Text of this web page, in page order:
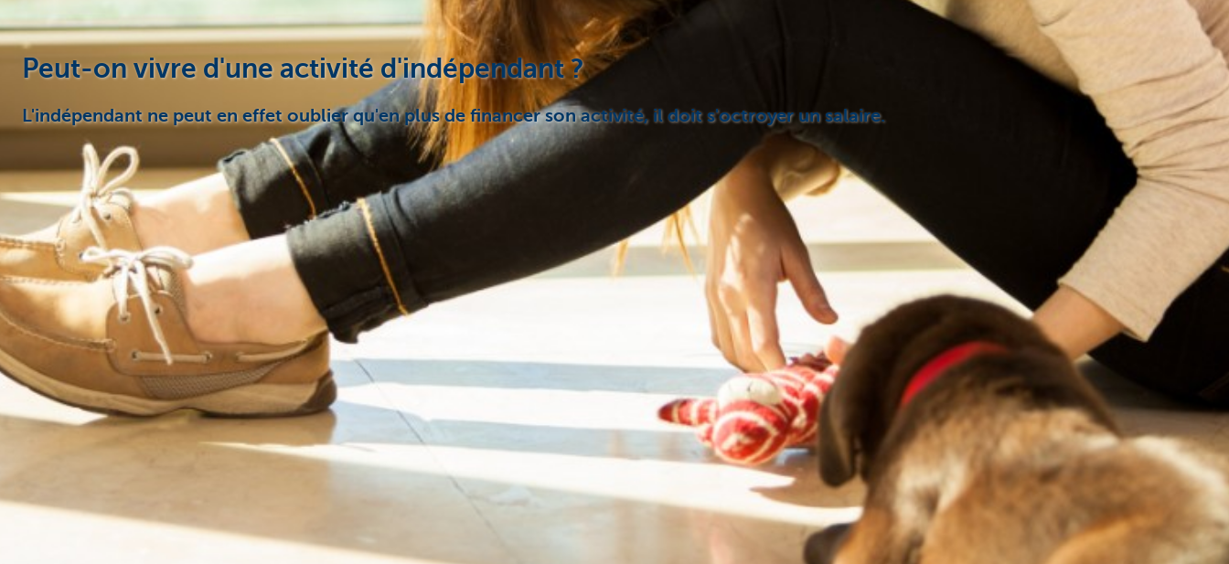
Peut-on vivre d'une activité d'indépendant ?
L'indépendant ne peut en effet oublier qu'en plus de financer son activité, il doit s'octroyer un salaire.